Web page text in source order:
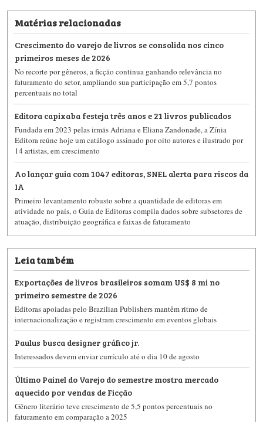
Matérias relacionadas
Crescimento do varejo de livros se consolida nos cinco
primeiros meses de 2026
No recorte por gêneros, a ficção continua ganhando relevância no
faturamento do setor, ampliando sua participação em 5,7 pontos
percentuais no total
Editora capixaba festeja três anos e 21 livros publicados
Fundada em 2023 pelas irmãs Adriana e Eliana Zandonade, a Zínia
Editora reúne hoje um catálogo assinado por oito autores e ilustrado por
14 artistas, em crescimento
Ao lançar guia com 1047 editoras, SNEL alerta para riscos da
IA
Primeiro levantamento robusto sobre a quantidade de editoras em
atividade no país, o Guia de Editoras compila dados sobre subsetores de
atuação, distribuição geográfica e faixas de faturamento
Leia também
Exportações de livros brasileiros somam US$ 8 mi no
primeiro semestre de 2026
Editoras apoiadas pelo Brazilian Publishers mantêm ritmo de
internacionalização e registram crescimento em eventos globais
Paulus busca designer gráfico jr.
Interessados devem enviar currículo até o dia 10 de agosto
Último Painel do Varejo do semestre mostra mercado
aquecido por vendas de Ficção
Gênero literário teve crescimento de 5,5 pontos percentuais no
faturamento em comparação a 2025